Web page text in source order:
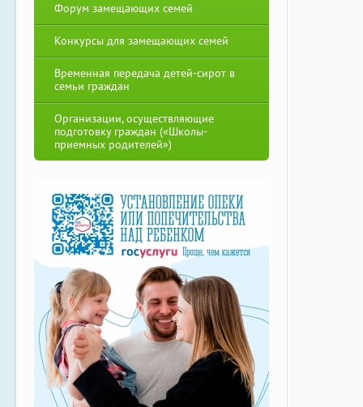
Форум замещающих семей
Конкурсы для замещающих семей
Временная передача детей-сирот в
семьи граждан
Организации, осуществляющие
подготовку граждан («Школы-
приемных родителей»)